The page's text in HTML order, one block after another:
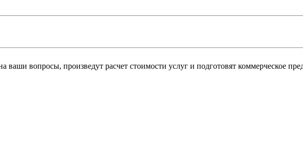
ваши вопросы, произведут расчет стоимости услуг и подготовят коммерческое